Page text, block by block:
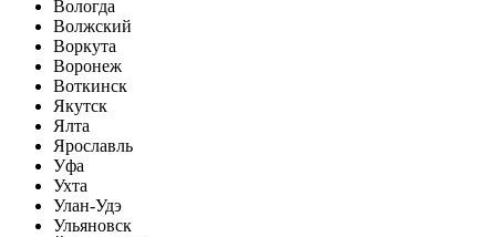
Вологда
Волжский
Воркута
Воронеж
Воткинск
Якутск
Ялта
Ярославль
Уфа
Ухта
Улан-Удэ
Ульяновск